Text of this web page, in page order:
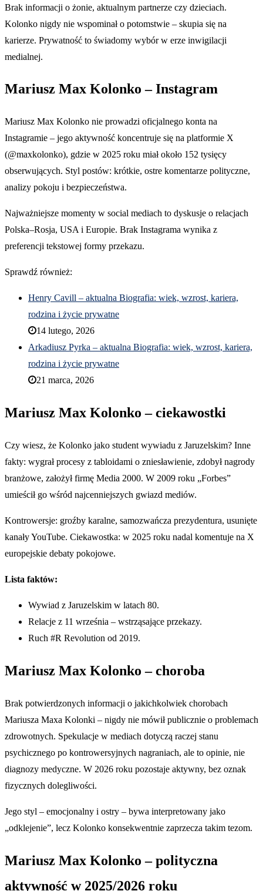
Brak informacji o żonie, aktualnym partnerze czy dzieciach.
Kolonko nigdy nie wspominał o potomstwie – skupia się na
karierze. Prywatność to świadomy wybór w erze inwigilacji
medialnej.
Mariusz Max Kolonko – Instagram
Mariusz Max Kolonko nie prowadzi oficjalnego konta na
Instagramie – jego aktywność koncentruje się na platformie X
(@maxkolonko), gdzie w 2025 roku miał około 152 tysięcy
obserwujących. Styl postów: krótkie, ostre komentarze polityczne,
analizy pokoju i bezpieczeństwa.
Najważniejsze momenty w social mediach to dyskusje o relacjach
Polska–Rosja, USA i Europie. Brak Instagrama wynika z
preferencji tekstowej formy przekazu.
Sprawdź również:
Henry Cavill – aktualna Biografia: wiek, wzrost, kariera,
rodzina i życie prywatne
14 lutego, 2026
Arkadiusz Pyrka – aktualna Biografia: wiek, wzrost, kariera,
rodzina i życie prywatne
21 marca, 2026
Mariusz Max Kolonko – ciekawostki
Czy wiesz, że Kolonko jako student wywiadu z Jaruzelskim? Inne
fakty: wygrał procesy z tabloidami o zniesławienie, zdobył nagrody
branżowe, założył firmę Media 2000. W 2009 roku „Forbes”
umieścił go wśród najcenniejszych gwiazd mediów.
Kontrowersje: groźby karalne, samozwańcza prezydentura, usunięte
kanały YouTube. Ciekawostka: w 2025 roku nadal komentuje na X
europejskie debaty pokojowe.
Lista faktów:
Wywiad z Jaruzelskim w latach 80.
Relacje z 11 września – wstrząsające przekazy.
Ruch #R Revolution od 2019.
Mariusz Max Kolonko – choroba
Brak potwierdzonych informacji o jakichkolwiek chorobach
Mariusza Maxa Kolonki – nigdy nie mówił publicznie o problemach
zdrowotnych. Spekulacje w mediach dotyczą raczej stanu
psychicznego po kontrowersyjnych nagraniach, ale to opinie, nie
diagnozy medyczne. W 2026 roku pozostaje aktywny, bez oznak
fizycznych dolegliwości.
Jego styl – emocjonalny i ostry – bywa interpretowany jako
„odklejenie”, lecz Kolonko konsekwentnie zaprzecza takim tezom.
Mariusz Max Kolonko – polityczna
aktywność w 2025/2026 roku